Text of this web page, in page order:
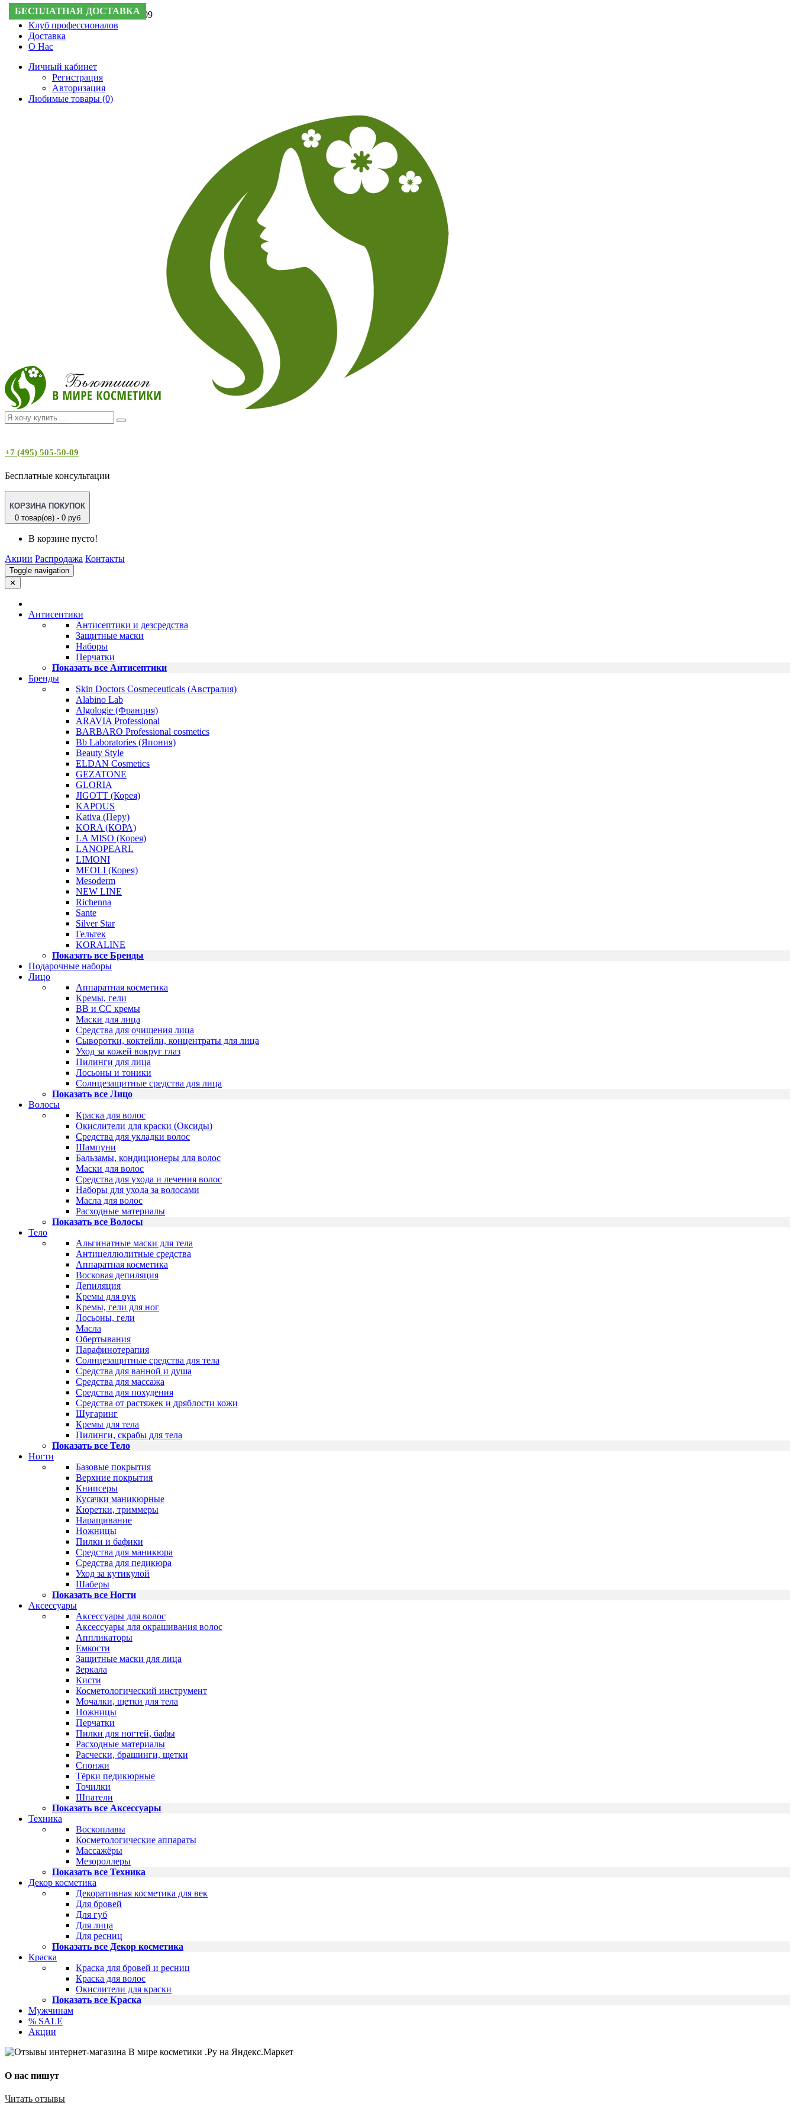
Поддержка: +7 (495) 505-50-09
Клуб профессионалов
Доставка
О Нас
Личный кабинет
Регистрация
Авторизация
Любимые товары (0)
+7 (495) 505-50-09
Бесплатные консультации
КОРЗИНА ПОКУПОК
0 товар(ов) - 0 руб
В корзине пусто!
Акции Распродажа Контакты
Toggle navigation
✕
Антисептики
Антисептики и дезсредства
Защитные маски
Наборы
Перчатки
Показать все Антисептики
Бренды
Skin Doctors Cosmeceuticals (Австралия)
Alabino Lab
Algologie (Франция)
ARAVIA Professional
BARBARO Professional cosmetics
Bb Laboratories (Япония)
Beauty Style
ELDAN Cosmetics
GEZATONE
GLORIA
JIGOTT (Корея)
KAPOUS
Kativa (Перу)
KORA (КОРА)
LA MISO (Корея)
LANOPEARL
LIMONI
MEOLI (Корея)
Mesoderm
NEW LINE
Richenna
Sante
Silver Star
Гельтек
KORALINE
Показать все Бренды
Подарочные наборы
Лицо
Аппаратная косметика
Кремы, гели
BB и CC кремы
Маски для лица
Средства для очищения лица
Сыворотки, коктейли, концентраты для лица
Уход за кожей вокруг глаз
Пилинги для лица
Лосьоны и тоники
Солнцезащитные средства для лица
Показать все Лицо
Волосы
Краска для волос
Окислители для краски (Оксиды)
Средства для укладки волос
Шампуни
Бальзамы, кондиционеры для волос
Маски для волос
Средства для ухода и лечения волос
Наборы для ухода за волосами
Масла для волос
Расходные материалы
Показать все Волосы
Тело
Альгинатные маски для тела
Антицеллюлитные средства
Аппаратная косметика
Восковая депиляция
Депиляция
Кремы для рук
Кремы, гели для ног
Лосьоны, гели
Масла
Обертывания
Парафинотерапия
Солнцезащитные средства для тела
Средства для ванной и душа
Средства для массажа
Средства для похудения
Средства от растяжек и дряблости кожи
Шугаринг
Кремы для тела
Пилинги, скрабы для тела
Показать все Тело
Ногти
Базовые покрытия
Верхние покрытия
Книпсеры
Кусачки маникюрные
Кюретки, триммеры
Наращивание
Ножницы
Пилки и бафики
Средства для маникюра
Средства для педикюра
Уход за кутикулой
Шаберы
Показать все Ногти
Аксессуары
Аксессуары для волос
Аксессуары для окрашивания волос
Аппликаторы
Емкости
Защитные маски для лица
Зеркала
Кисти
Косметологический инструмент
Мочалки, щетки для тела
Ножницы
Перчатки
Пилки для ногтей, бафы
Расходные материалы
Расчески, брашинги, щетки
Спонжи
Тёрки педикюрные
Точилки
Шпатели
Показать все Аксессуары
Техника
Воскоплавы
Косметологические аппараты
Массажёры
Мезороллеры
Показать все Техника
Декор косметика
Декоративная косметика для век
Для бровей
Для губ
Для лица
Для ресниц
Показать все Декор косметика
Краска
Краска для бровей и ресниц
Краска для волос
Окислители для краски
Показать все Краска
Мужчинам
% SALE
Акции
О нас пишут
Читать отзывы
БЕСПЛАТНАЯ ДОСТАВКА